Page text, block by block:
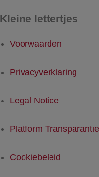
Kleine lettertjes
Voorwaarden
Privacyverklaring
Legal Notice
Platform Transparantie
Cookiebeleid